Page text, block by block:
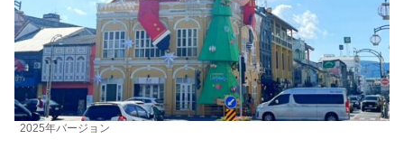
2025年バージョン